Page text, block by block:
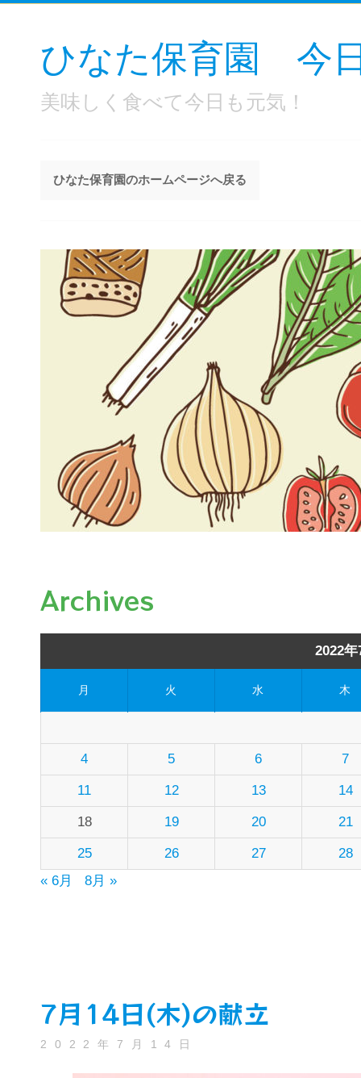
ひなた保育園 今
美味しく食べて今日も元気！
ひなた保育園のホームページへ戻る
Archives
2022年
月 火 水 木
4 5 6 7
11 12 13 14
18 19 20 21
25 26 27
28
« 6月
8月 »
7月14日(木)の献立
2022年7月14日